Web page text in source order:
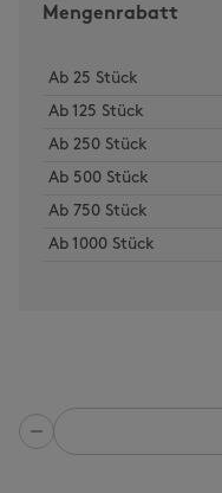
Mengenrabatt
Ab 25 Stück
Ab 125 Stück
Ab 250 Stück
Ab 500 Stück
Ab 750 Stück
Ab 1000 Stück
Anzahl